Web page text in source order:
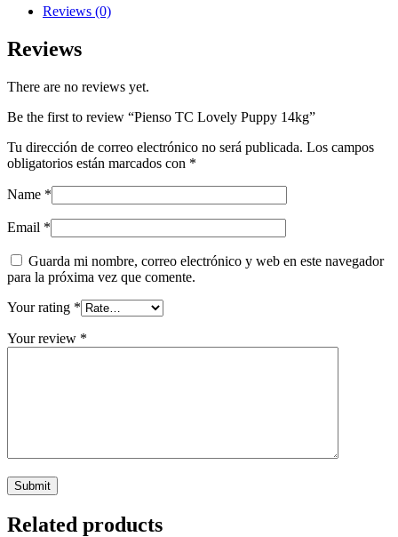
quantityReviews (0)
Reviews
There are no reviews yet.
Be the first to review “Pienso TC Lovely Puppy 14kg”
Tu dirección de correo electrónico no será publicada. Los campos
obligatorios están marcados con *
Name *
Email *
Guarda mi nombre, correo electrónico y web en este navegador
para la próxima vez que comente.
Your rating *
Your review *
Related products